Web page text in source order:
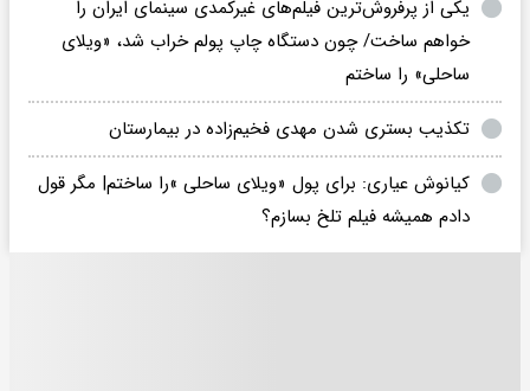
یکی از پرفروش‌ترین فیلم‌های غیرکمدی سینمای ایران را
خواهم ساخت/ چون دستگاه چاپ پولم خراب شد، «ویلای
ساحلی» را ساختم
تکذیب بستری شدن مهدی فخیم‌زاده در بیمارستان
کیانوش عیاری: برای پول «ویلای ساحلی »را ساختم| مگر قول
دادم همیشه فیلم تلخ بسازم؟